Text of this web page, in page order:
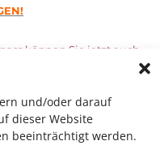
und/oder darauf
dieser Website
beeinträchtigt werden.
können Sie jetzt auch
zusammen mit
(Bürgergeld/